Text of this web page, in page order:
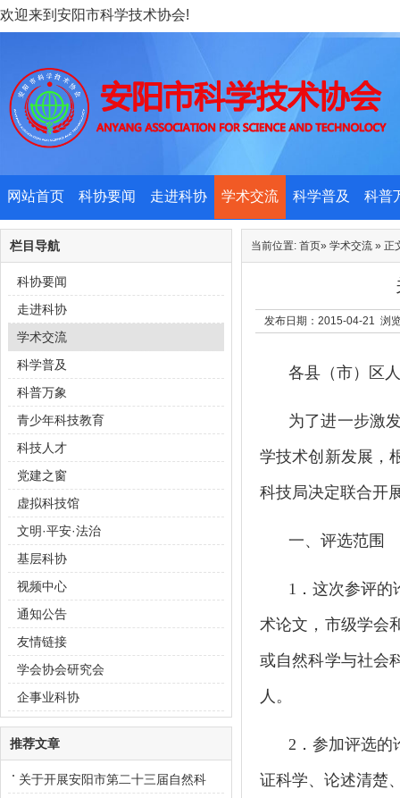
欢迎来到安阳市科学技术协会!
网站首页 科协要闻 走进科协 学术交流 科学普及 科普
栏目导航
科协要闻
走进科协
学术交流
科学普及
科普万象
青少年科技教育
科技人才
党建之窗
虚拟科技馆
文明·平安·法治
基层科协
视频中心
通知公告
友情链接
学会协会研究会
企事业科协
推荐文章
关于开展安阳市第二十三届自然科
当前位置: 首页» 学术交流 » 正
发布日期：2015-04-21 浏
各县（市）区
为了进一步激
学技术创新发展，
科技局决定联合开
一、评选范围
1 ．这次参评的
术论文，市级学会
或自然科学与社会
人。
2 ．参加评选
证科学、论述清楚